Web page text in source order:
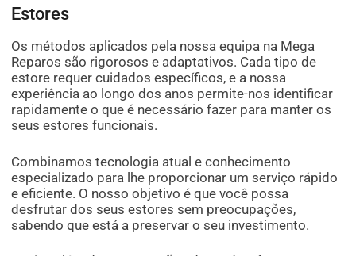
Estores
Os métodos aplicados pela nossa equipa na Mega
Reparos são rigorosos e adaptativos. Cada tipo de
estore requer cuidados específicos, e a nossa
experiência ao longo dos anos permite-nos identificar
rapidamente o que é necessário fazer para manter os
seus estores funcionais.
Combinamos tecnologia atual e conhecimento
especializado para lhe proporcionar um serviço rápido
e eficiente. O nosso objetivo é que você possa
desfrutar dos seus estores sem preocupações,
sabendo que está a preservar o seu investimento.